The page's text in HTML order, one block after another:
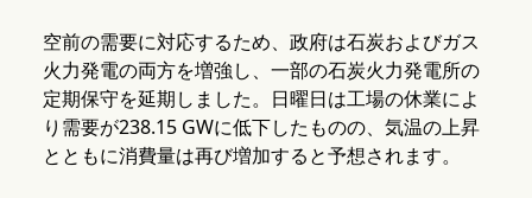
空前の需要に対応するため、政府は石炭およびガス
火力発電の両方を増強し、一部の石炭火力発電所の
定期保守を延期しました。日曜日は工場の休業によ
り需要が238.15 GWに低下したものの、気温の上昇
とともに消費量は再び増加すると予想されます。